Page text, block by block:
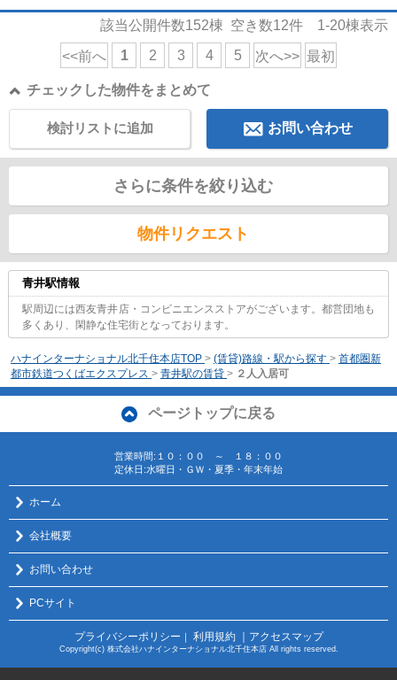
該当公開件数152棟 空き数12件 1-20棟表示
<<前へ 1 2 3 4 5 次へ>> 最初
チェックした物件をまとめて
お問い合わせ
検討リストに追加
さらに条件を絞り込む
物件リクエスト
青井駅情報
駅周辺には西友青井店・コンビニエンスストアがございます。都営団地も
多くあり、閑静な住宅街となっております。
ハナインターナショナル北千住本店TOP > (賃貸)路線・駅から探す > 首都圏新
都市鉄道つくばエクスプレス > 青井駅の賃貸 > ２人入居可
ページトップに戻る
営業時間:１０：００ ～ １８：００
定休日:水曜日・ＧＷ・夏季・年末年始
ホーム
会社概要
お問い合わせ
PCサイト
プライバシーポリシー ｜ 利用規約 ｜アクセスマップ
Copyright(c) 株式会社ハナインターナショナル北千住本店 All rights reserved.